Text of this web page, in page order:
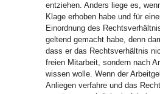
entziehen. Anders liege es,
Klage erhoben habe und für
Einordnung des
geltend gemacht habe, denn
dass er das Rechtsverhältnis
freien Mitarbeit, sondern nach
wissen wolle. Wenn der
Anliegen verfahre und das